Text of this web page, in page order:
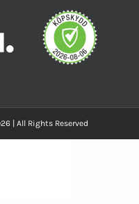
| All Rights Reserved